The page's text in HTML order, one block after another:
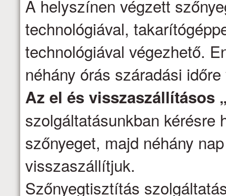
A helyszínen végzett
technológiával,
technológiával végezhető.
néhány órás száradási
Az el és visszaszállításos
szolgáltatásunkban kérésre
szőnyeget, majd néhány
visszaszállítjuk.
Szőnyegtisztítás